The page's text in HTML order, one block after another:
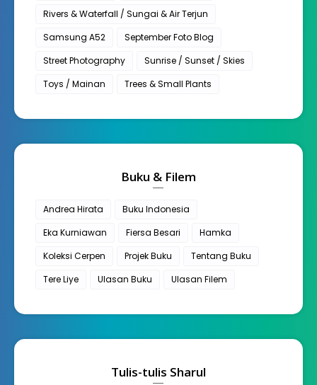
Rivers & Waterfall / Sungai & Air Terjun
Samsung A52
September Foto Blog
Street Photography
Sunrise / Sunset / Skies
Toys / Mainan
Trees & Small Plants
Buku & Filem
Andrea Hirata
Buku Indonesia
Eka Kurniawan
Fiersa Besari
Hamka
Koleksi Cerpen
Projek Buku
Tentang Buku
Tere Liye
Ulasan Buku Ulasan Filem
Tulis-tulis Sharul